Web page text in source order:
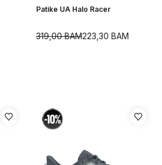
Patike UA Halo Racer
223,30 BAM
319,00BAM